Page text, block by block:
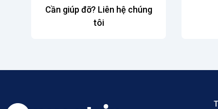
Cần giúp đỡ? Liên hệ chúng
tôi